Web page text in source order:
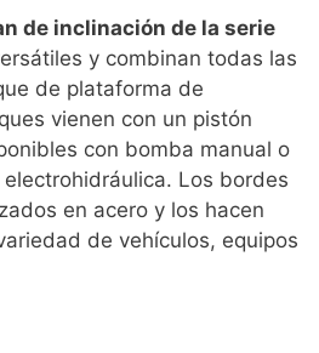
de inclinación de la serie
y combinan todas las
de plataforma de
vienen con un pistón
con bomba manual o
Los bordes
en acero y los hacen
de vehículos, equipos